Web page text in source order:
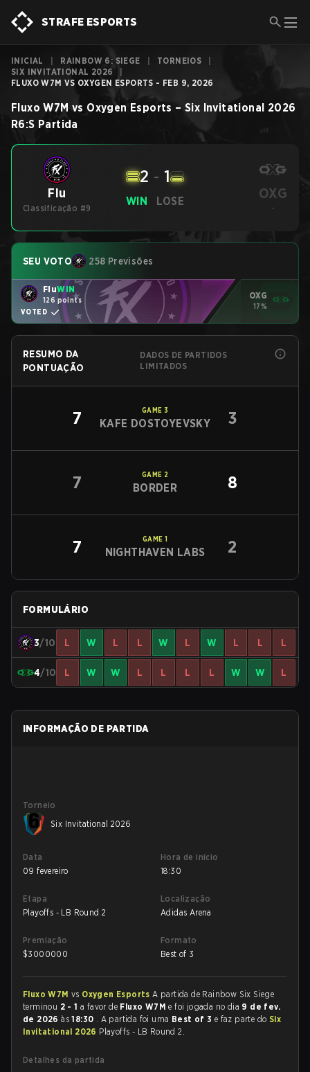
STRAFE ESPORTS
INICIAL RAINBOW 6: SIEGE TORNEIOS
SIX INVITATIONAL 2026
FLUXO W7M VS OXYGEN ESPORTS - FEB 9, 2026
Fluxo W7M vs Oxygen Esports –Six Invitational 2026
R6:S Partida
Flu
Classificação #9
WIN
2 - 1
LOSE OXG
-
SEU VOTO 258 Previsões
FluWIN
126 points
VOTED
OXG
17%
RESUMO DA
PONTUAÇÃO
DADOS DE PARTIDOS
LIMITADOS
7 GAME 3
KAFE DOSTOYEVSKY 3
7 GAME 2
BORDER 8
7 GAME 1
NIGHTHAVEN LABS 2
FORMULÁRIO
3/10 L W L L W L W L L L
4/10 L W W L L L L W W L
INFORMAÇÃO DE PARTIDA
Torneio
Six Invitational 2026
Data
09 fevereiro
Hora de início
18:30
Etapa
Playoffs - LB Round 2
Localização
Adidas Arena
Premiação
$3000000
Formato
Best of 3
Fluxo W7M vs Oxygen EsportsA partida de Rainbow Six Siege
terminou 2 - 1 a favor de Fluxo W7Me foi jogada no dia 9 de fev.
de 2026às18:30 . A partida foi uma Best of 3 e faz parte do Six
Invitational 2026 Playoffs - LB Round 2.
Detalhes da partida